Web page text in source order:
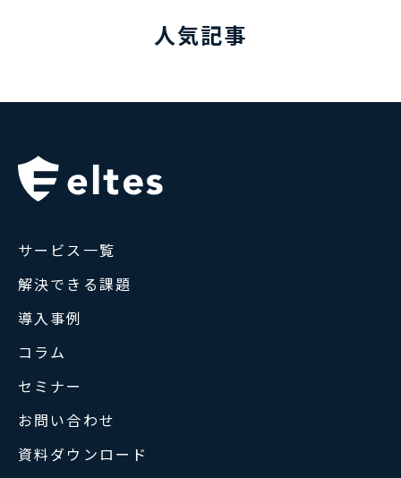
人気記事
サービス一覧
解決できる課題
導入事例
コラム
セミナー
お問い合わせ
資料ダウンロード